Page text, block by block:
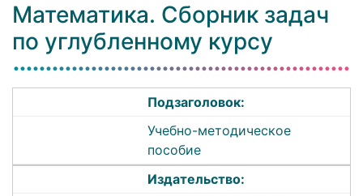
Математика. Сборник задач
по углубленному курсу
Подзаголовок:
Учебно-методическое
пособие
Издательство: